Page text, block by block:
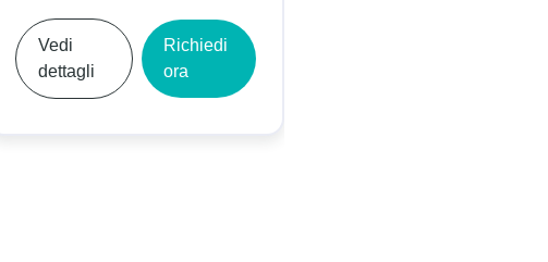
Vedi
dettagli
Richiedi
ora